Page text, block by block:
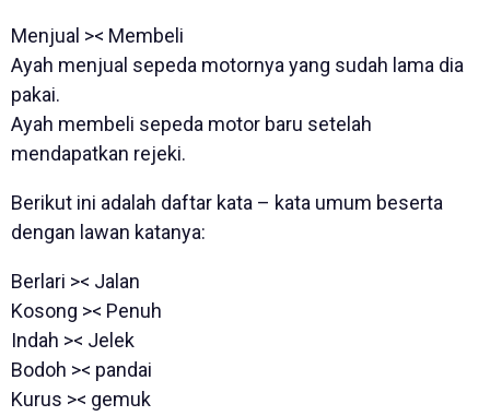
Menjual >< Membeli
Ayah menjual sepeda motornya yang sudah lama dia
pakai.
Ayah membeli sepeda motor baru setelah
mendapatkan rejeki.
Berikut ini adalah daftar kata – kata umum beserta
dengan lawan katanya:
Berlari >< Jalan
Kosong >< Penuh
Indah >< Jelek
Bodoh >< pandai
Kurus >< gemuk